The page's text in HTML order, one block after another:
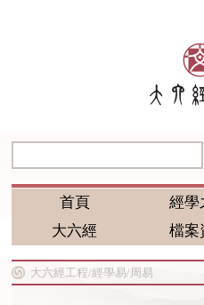
首頁 經學
大六經
檔案
大六經工程/經學易/ 周易